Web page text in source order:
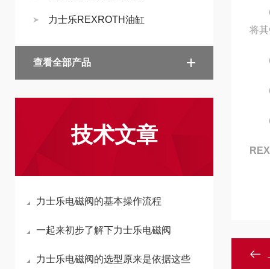
力士乐REXROTH油缸
查看全部产品
技术文章
力士乐电磁阀的基本操作流程
一起来初步了解下力士乐电磁阀
力士乐电磁阀的选型原来是依据这些
(3)
将
(4)
(5)
(6)